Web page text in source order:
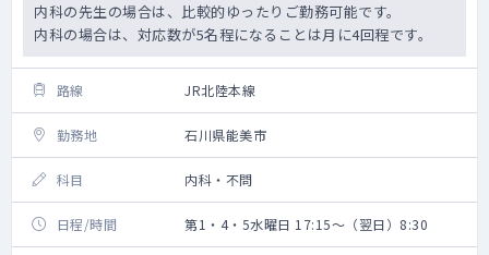
内科の先生の場合は、比較的ゆったりご勤務可能です。
内科の場合は、対応数が5名程になることは月に4回程です。
路線 JR北陸本線
勤務地 石川県能美市
科目 内科・不問
日程/時間 第1・4・5水曜日 17:15～（翌日）8:30